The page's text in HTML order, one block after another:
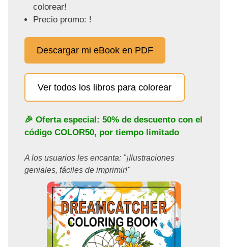
colorear!
Precio promo: !
Descargar mi eBook en PDF
Ver todos los libros para colorear
🎉 Oferta especial: 50% de descuento con el
código COLOR50, por tiempo limitado
A los usuarios les encanta: "¡Ilustraciones
geniales, fáciles de imprimir!"